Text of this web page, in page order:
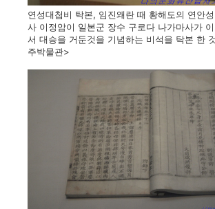
연성대첩비 탁본, 임진왜란 때 황해도의 연안
사 이정암이 일본군 장수 구로다 나가마사가
서 대승을 거둔것을 기념하는 비석을 탁본 한
주박물관>